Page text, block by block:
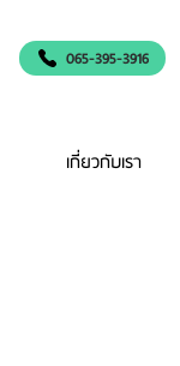
065-395-3916
เกี่ยวกับเรา